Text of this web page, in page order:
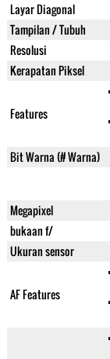
Layar Diagonal
Tampilan / Tubuh
Resolusi
Kerapatan Piksel
Features
Bit Warna (# Warna)
Megapixel
bukaan f/
Ukuran sensor
AF Features